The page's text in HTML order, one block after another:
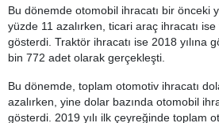
Bu dönemde otomobil ihracatı bir önceki
yüzde 11 azalırken, ticari araç ihracatı
gösterdi. Traktör ihracatı ise 2018 yılına
bin 772 adet olarak gerçekleşti.
Bu dönemde, toplam otomotiv ihracatı
azalırken, yine dolar bazında otomobil
gösterdi. 2019 yılı ilk çeyreğinde toplam